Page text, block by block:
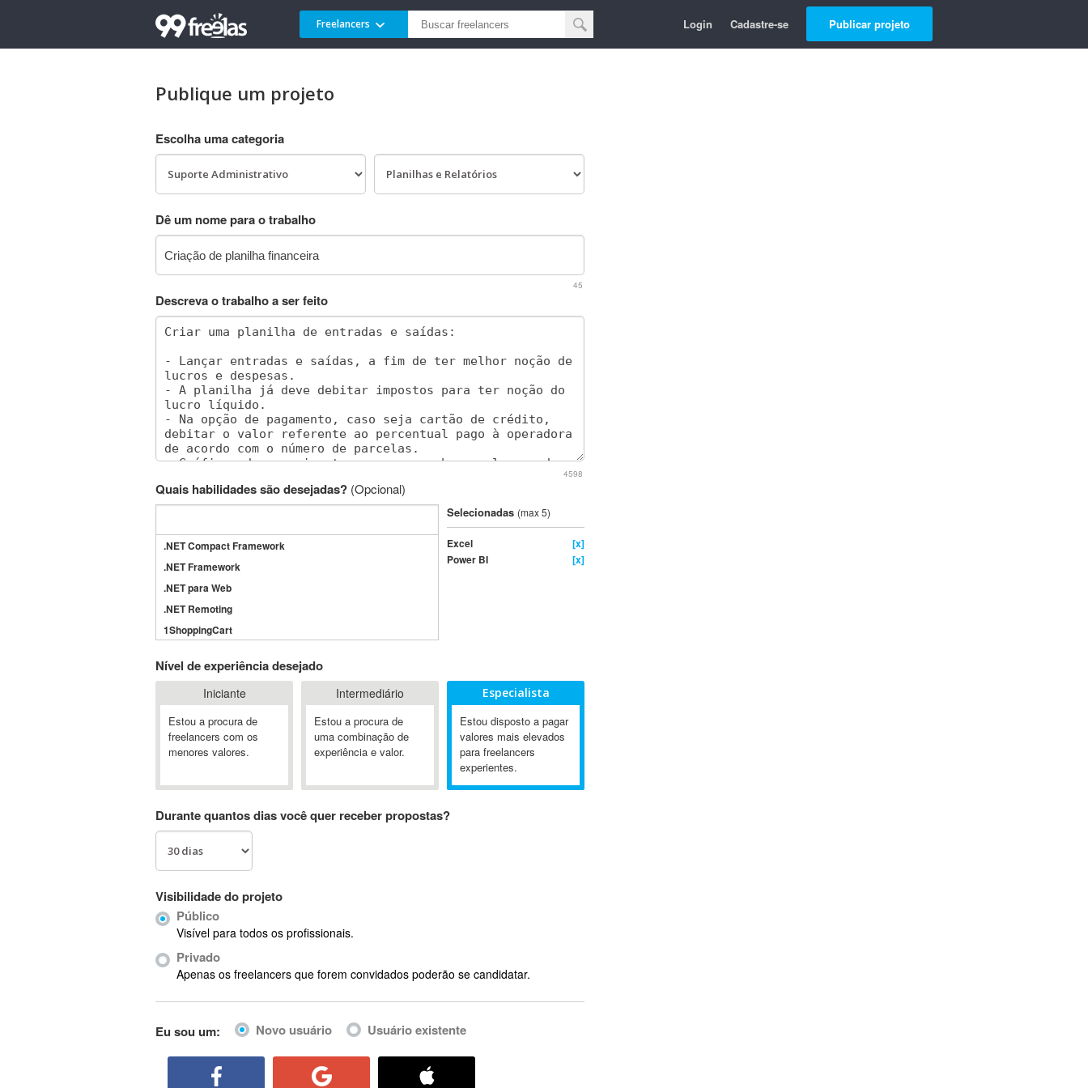
Freelancers Login Cadastre-se Publicar projeto
Publique um projeto
Escolha uma categoria
Dê um nome para o trabalho
45
Descreva o trabalho a ser feito
4598
Quais habilidades são desejadas? (Opcional)
.NET Compact Framework
.NET Framework
.NET para Web
.NET Remoting
1ShoppingCart
3GSM
4D Dimension
802.11
A&P
A-GPS
Ab Initio
ABIS
AbleCommerce
Ableton Live
Abstract Window Toolkit (AWT)
Selecionadas (max 5)
Excel
[x]
Power BI
[x]
Nível de experiência desejado
Iniciante
Estou a procura de
freelancers com os
menores valores.
Intermediário
Estou a procura de
uma combinação de
experiência e valor.
Especialista
Estou disposto a pagar
valores mais elevados
para freelancers
experientes.
Durante quantos dias você quer receber propostas?
Visibilidade do projeto
Público
Visível para todos os profissionais.
Privado
Apenas os freelancers que forem convidados poderão se candidatar.
Eu sou um: Novo usuário Usuário existente